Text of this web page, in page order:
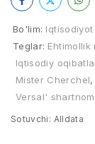
Bo'lim: Iqtisodiyot
Teglar: Ehtimollik
Iqtisodiy
Mister Cherchel,
Versal'
Sotuvchi: Alldata